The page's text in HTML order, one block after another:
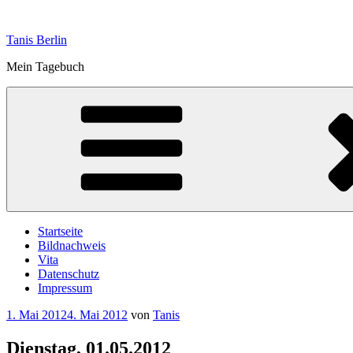
springen
Tanis Berlin
Mein Tagebuch
Startseite
Bildnachweis
Vita
Datenschutz
Impressum
Veröffentlicht
1. Mai 20124. Mai 2012 von Tanis
Dienstag, 01.05.2012